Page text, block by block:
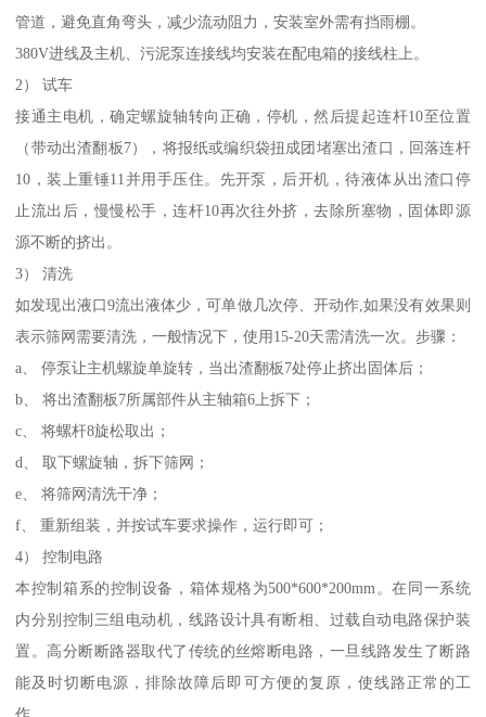
管道，避免直角弯头，减少流动阻力，安装室外需有挡雨棚。
380V进线及主机、污泥泵连接线均安装在配电箱的接线柱上。
2） 试车
接通主电机，确定螺旋轴转向正确，停机，然后提起连杆10至位置
（带动出渣翻板7），将报纸或编织袋扭成团堵塞出渣口，回落连杆
10，装上重锤11并用手压住。先开泵，后开机，待液体从出渣口停
止流出后，慢慢松手，连杆10再次往外挤，去除所塞物，固体即源
源不断的挤出。
3） 清洗
如发现出液口9流出液体少，可单做几次停、开动作,如果没有效果则
表示筛网需要清洗，一般情况下，使用15-20天需清洗一次。步骤：
a、 停泵让主机螺旋单旋转，当出渣翻板7处停止挤出固体后；
b、 将出渣翻板7所属部件从主轴箱6上拆下；
c、 将螺杆8旋松取出；
d、 取下螺旋轴，拆下筛网；
e、 将筛网清洗干净；
f、 重新组装，并按试车要求操作，运行即可；
4） 控制电路
本控制箱系的控制设备，箱体规格为500*600*200mm。在同一系统
内分别控制三组电动机，线路设计具有断相、过载自动电路保护装
置。高分断断路器取代了传统的丝熔断电路，一旦线路发生了断路
能及时切断电源，排除故障后即可方便的复原，使线路正常的工